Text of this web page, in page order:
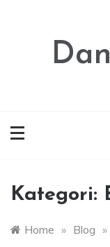
Kategori:
Home » Blog »